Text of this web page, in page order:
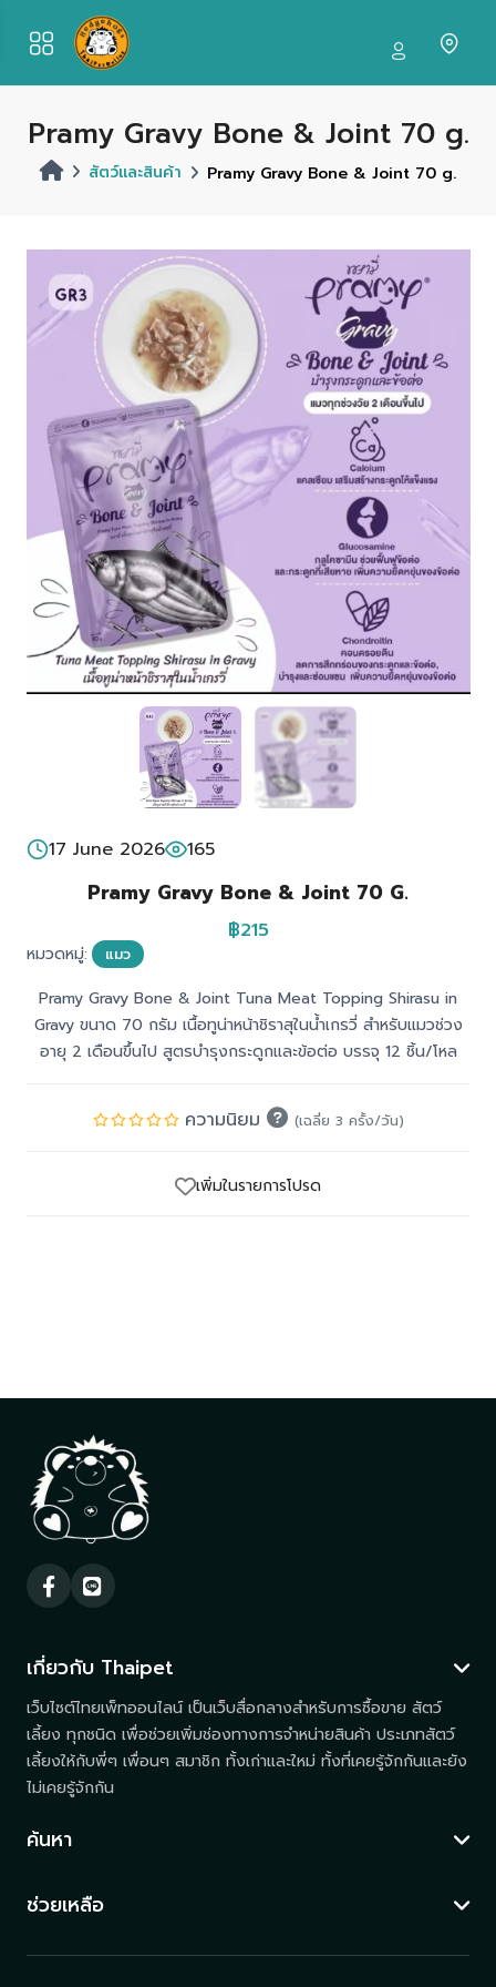
Pramy Gravy Bone & Joint 70 g.
สัตว์และสินค้า Pramy Gravy Bone & Joint 70 g.
17 June 2026 165
Pramy Gravy Bone & Joint 70 G.
฿215
หมวดหมู่: แมว
Pramy Gravy Bone & Joint Tuna Meat Topping Shirasu in
Gravy ขนาด 70 กรัม เนื้อทูน่าหน้าชิราสุในน้ำเกรวี่ สำหรับแมวช่วง
อายุ 2 เดือนขึ้นไป สูตรบำรุงกระดูกและข้อต่อ บรรจุ 12 ชิ้น/โหล
ความนิยม (เฉลี่ย 3 ครั้ง/วัน)
เพิ่มในรายการโปรด
เกี่ยวกับ Thaipet
เว็บไซต์ไทยเพ็ทออนไลน์ เป็นเว็บสื่อกลางสำหรับการซื้อขาย สัตว์
เลี้ยง ทุกชนิด เพื่อช่วยเพิ่มช่องทางการจำหน่ายสินค้า ประเภทสัตว์
เลี้ยงให้กับพี่ๆ เพื่อนๆ สมาชิก ทั้งเก่าและใหม่ ทั้งที่เคยรู้จักกันและยัง
ไม่เคยรู้จักกัน
ค้นหา
ช่วยเหลือ